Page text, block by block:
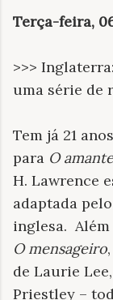
Terça-feira,
>>>
uma série de
Tem já 21
para O
H. Lawrence
adaptada
inglesa.
O mensageiro
de Laurie
Priestley –